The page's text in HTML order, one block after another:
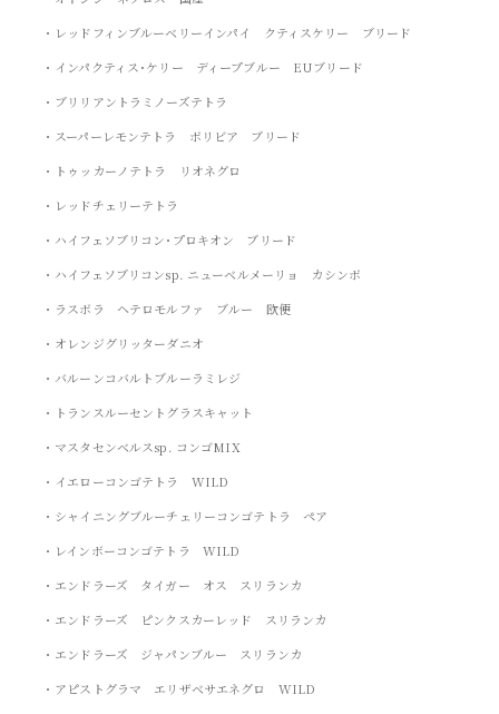
・レッドフィンブルーベリーインパイ クティスケリー ブリード
・インパクティス･ケリー ディープブルー EUブリード
・ブリリアントラミノーズテトラ
・スーパーレモンテトラ ボリビア ブリード
・トゥッカーノテトラ リオネグロ
・レッドチェリーテトラ
・ハイフェソブリコン･プロキオン ブリード
・ハイフェソブリコンsp. ニューベルメーリョ カシンボ
・ラスボラ ヘテロモルファ ブルー 欧便
・オレンジグリッターダニオ
・バルーンコバルトブルーラミレジ
・トランスルーセントグラスキャット
・マスタセンベルスsp. コンゴMIX
・イエローコンゴテトラ WILD
・シャイニングブルーチェリーコンゴテトラ ペア
・レインボーコンゴテトラ WILD
・エンドラーズ タイガー オス スリランカ
・エンドラーズ ピンクスカーレッド スリランカ
・エンドラーズ ジャパンブルー スリランカ
・アピストグラマ エリザベサエネグロ WILD